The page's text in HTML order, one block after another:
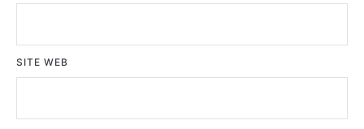
SITE WEB